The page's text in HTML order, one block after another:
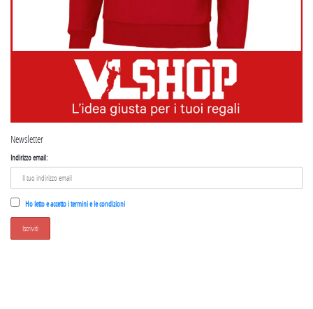
Newsletter
Indirizzo email:
Ho letto e accetto i termini e le condizioni